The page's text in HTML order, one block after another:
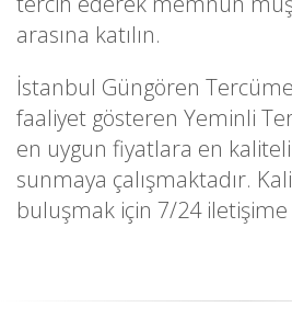
arasına katılın.
İstanbul Güngören
faaliyet gösteren Yeminli
en uygun fiyatlara en
sunmaya çalışmaktadır.
buluşmak için 7/24 iletişime